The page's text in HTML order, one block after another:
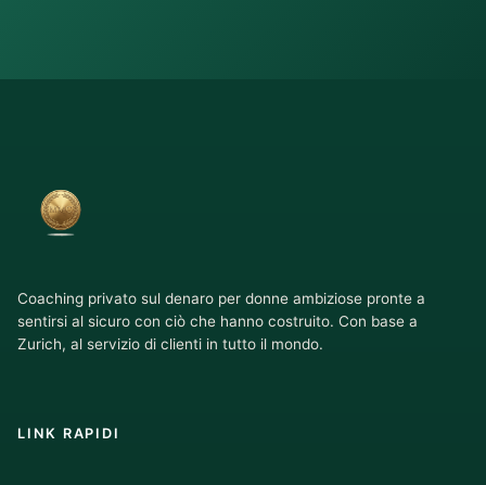
Coaching privato sul denaro per donne ambiziose pronte a
sentirsi al sicuro con ciò che hanno costruito. Con base a
Zurich, al servizio di clienti in tutto il mondo.
LINK RAPIDI